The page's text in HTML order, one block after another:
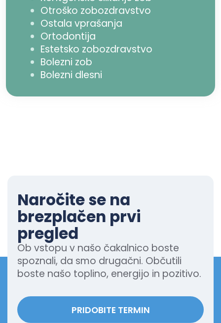
Otroško zobozdravstvo
Ostala vprašanja
Ortodontija
Estetsko zobozdravstvo
Bolezni zob
Bolezni dlesni
Naročite se na
brezplačen prvi
pregled
Ob vstopu v našo čakalnico boste
spoznali, da smo drugačni. Občutili
boste našo toplino, energijo in pozitivo.
PRIDOBITE TERMIN